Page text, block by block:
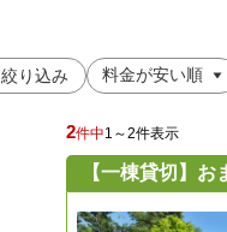
絞り込み
2件中1～2件表示
【一棟貸切】お